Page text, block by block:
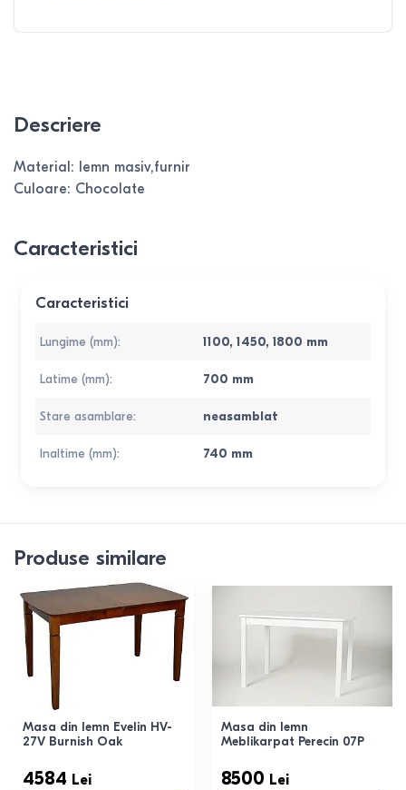
Descriere
Material: lemn masiv,furnir
Culoare: Chocolate
Caracteristici
Caracteristici
Lungime (mm): 1100, 1450, 1800 mm
Latime (mm): 700 mm
Stare asamblare: neasamblat
Inaltime (mm): 740 mm
Produse similare
Masa din lemn Evelin HV-
27V Burnish Oak
4584 Lei
Masa din lemn
Meblikarpat Perecin 07P
8500 Lei